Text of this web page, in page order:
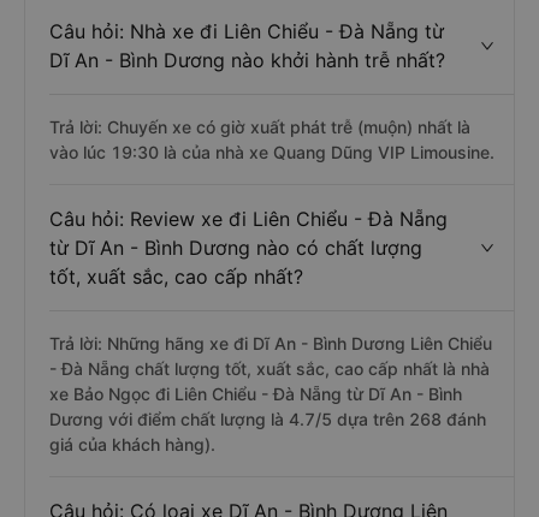
Câu hỏi: Nhà xe đi Liên Chiểu - Đà Nẵng từ
Dĩ An - Bình Dương nào khởi hành trễ nhất?
Trả lời: Chuyến xe có giờ xuất phát trễ (muộn) nhất là
vào lúc 19:30 là của nhà xe Quang Dũng VIP Limousine.
Câu hỏi: Review xe đi Liên Chiểu - Đà Nẵng
từ Dĩ An - Bình Dương nào có chất lượng
tốt, xuất sắc, cao cấp nhất?
Trả lời: Những hãng xe đi Dĩ An - Bình Dương Liên Chiểu
- Đà Nẵng chất lượng tốt, xuất sắc, cao cấp nhất là nhà
xe Bảo Ngọc đi Liên Chiểu - Đà Nẵng từ Dĩ An - Bình
Dương với điểm chất lượng là 4.7/5 dựa trên 268 đánh
giá của khách hàng).
Câu hỏi: Có loại xe Dĩ An - Bình Dương Liên